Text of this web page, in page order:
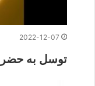
2022-12-07
توسل به